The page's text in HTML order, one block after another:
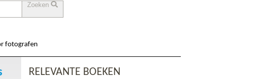
Zoeken
fotografen
RELEVANTE BOEKEN